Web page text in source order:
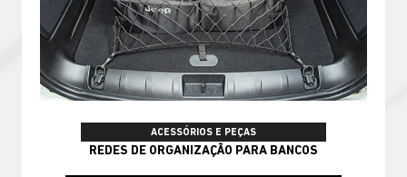
ACESSÓRIOS E PEÇAS
REDES DE ORGANIZAÇÃO PARA BANCOS